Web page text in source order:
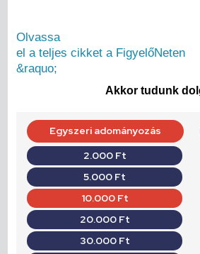
Olvassa
el a teljes cikket a FigyelőNeten
&raquo;
Akkor tudunk